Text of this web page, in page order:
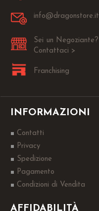
info@dragonstore.it
Sei un Negoziante?
Contattaci >
Franchising
INFORMAZIONI
Contatti
Privacy
Spedizione
Pagamento
Condizioni di Vendita
AFFIDABILITÀ